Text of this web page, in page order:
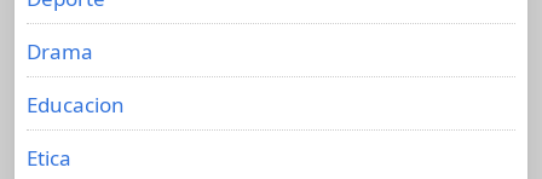
Drama
Educacion
Etica